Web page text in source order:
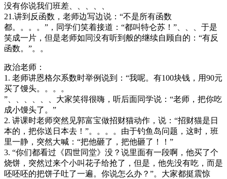
没有你说我们班差、、、、、
21.讲到反函数，老师边写边说：“不是所有函数
都。。。。”，同学们笑着接道：“都叫特仑苏！”、、、于是
笑成一片，但是老师如同没有听到般的继续自顾自的：“有反
函数。”。。
政治老师：
1. 老师讲恩格尔系数时举例说到：“我呢。有100块钱，用90元
买了馒头。。。。
”、、、、、、大家笑得很嗨，听后面同学说：“老师，把你吃
成小馒头了。”
2. 讲课时老师突然见郭富宝做招财猫动作，说：“招财猫是日
本的，把你送日本去！”。。。。由于钓鱼岛问题，这时，班
里一静，突然大喊：“把他砸了，把他砸了！！”
3. “你们都看过《四世同堂》没？说里面有一段啊，他买了个
烧饼，突然过来个小叫花子给抢了，但是，他先没有吃，而是
呸呸呸的把饼子吐了一遍。你说怎么办？”。大家都挺震惊